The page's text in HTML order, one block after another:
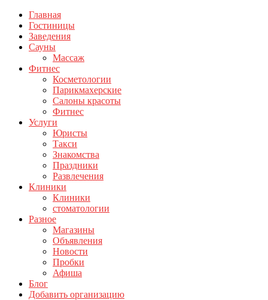
Главная
Гостиницы
Заведения
Сауны
Массаж
Фитнес
Косметологии
Парикмахерские
Салоны красоты
Фитнес
Услуги
Юристы
Такси
Знакомства
Праздники
Развлечения
Клиники
Клиники
стоматологии
Разное
Магазины
Объявления
Новости
Пробки
Афиша
Блог
Добавить организацию